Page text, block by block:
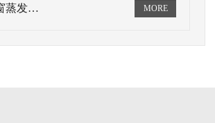
蒸发…